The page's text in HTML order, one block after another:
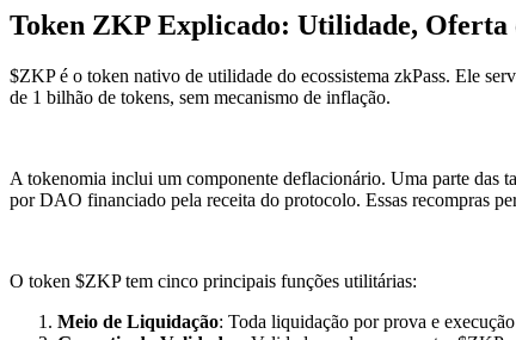
Token ZKP Explicado: Utilidade, Oferta
$ZKP é o token nativo de utilidade do ecossistema zkPass. Ele
de 1 bilhão de tokens, sem mecanismo de inflação.
A tokenomia inclui um componente deflacionário. Uma parte das
por DAO financiado pela receita do protocolo. Essas recompras
O token $ZKP tem cinco principais funções utilitárias:
Meio de Liquidação: Toda liquidação por prova e